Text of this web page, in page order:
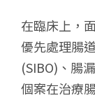
在臨床上，
優先處理腸
(SIBO)、腸
個案在治療